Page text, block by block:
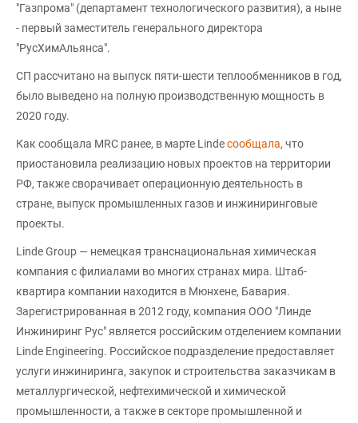
"Газпрома" (департамент технологического развития), а ныне
- первый заместитель генерального директора
"РусХимАльянса".
СП рассчитано на выпуск пяти-шести теплообменников в год,
было выведено на полную производственную мощность в
2020 году.
Как сообщала MRC ранее, в марте Lindeсообщала, что
приостановила реализацию новых проектов на территории
РФ, также сворачивает операционную деятельность в
стране, выпуск промышленных газов и инжиниринговые
проекты.
Linde Group — немецкая транснациональная химическая
компания с филиалами во многих странах мира. Штаб-
квартира компании находится в Мюнхене, Бавария.
Зарегистрированная в 2012 году, компания OOO "Линде
Инжиниринг Рус" является российским отделением компании
Linde Engineering. Российское подразделение предоставляет
услуги инжиниринга, закупок и строительства заказчикам в
металлургической, нефтехимической и химической
промышленности, а также в секторе промышленной и